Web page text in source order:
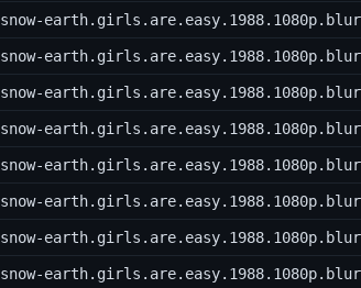
snow-
snow-
snow-
snow-
snow-
snow-
snow-
snow-